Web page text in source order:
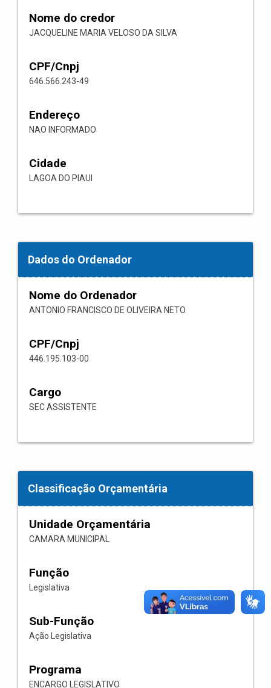
Nome do credor
JACQUELINE MARIA VELOSO DA SILVA
CPF/Cnpj
646.566.243-49
Endereço
NAO INFORMADO
Cidade
LAGOA DO PIAUI
Dados do Ordenador
Nome do Ordenador
ANTONIO FRANCISCO DE OLIVEIRA NETO
CPF/Cnpj
446.195.103-00
Cargo
SEC ASSISTENTE
Classificação Orçamentária
Unidade Orçamentária
CAMARA MUNICIPAL
Função
Legislativa
Sub-Função
Ação Legislativa
Programa
ENCARGO LEGISLATIVO